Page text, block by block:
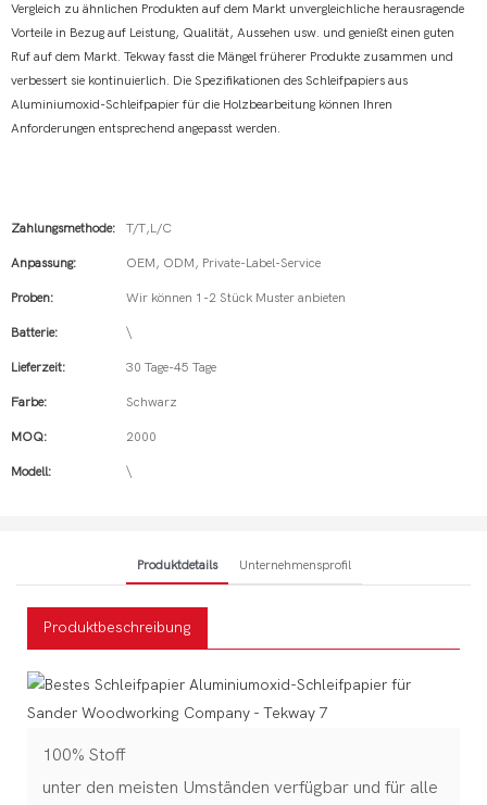
Vergleich zu ähnlichen Produkten auf dem Markt unvergleichliche herausragende
Vorteile in Bezug auf Leistung, Qualität, Aussehen usw. und genießt einen guten
Ruf auf dem Markt. Tekway fasst die Mängel früherer Produkte zusammen und
verbessert sie kontinuierlich. Die Spezifikationen des Schleifpapiers aus
Aluminiumoxid-Schleifpapier für die Holzbearbeitung können Ihren
Anforderungen entsprechend angepasst werden.
Zahlungsmethode: T/T,L/C
Anpassung: OEM, ODM, Private-Label-Service
Proben: Wir können 1-2 Stück Muster anbieten
Batterie: \
Lieferzeit: 30 Tage-45 Tage
Farbe: Schwarz
MOQ: 2000
Modell: \
Produktdetails Unternehmensprofil
Produktbeschreibung
100% Stoff
unter den meisten Umständen verfügbar und für alle